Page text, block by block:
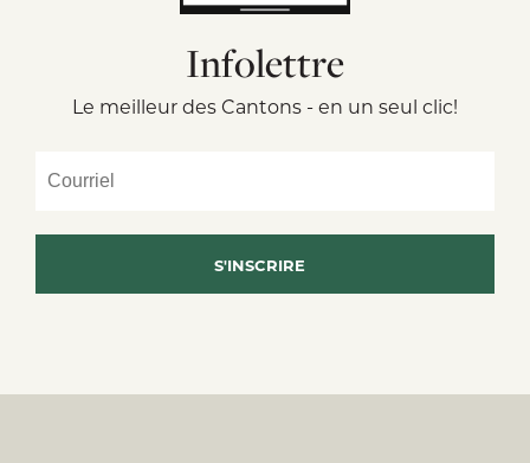
Infolettre
Le meilleur des Cantons - en un seul clic!